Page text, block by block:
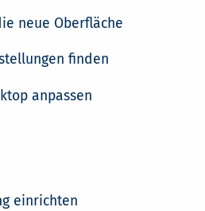
neue Oberfläche
finden
anpassen
einrichten